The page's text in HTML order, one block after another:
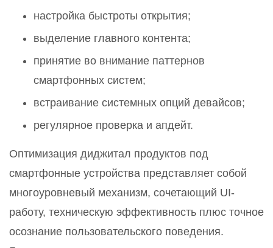
настройка быстроты открытия;
выделение главного контента;
принятие во внимание паттернов
смартфонных систем;
встраивание системных опций девайсов;
регулярное проверка и апдейт.
Оптимизация диджитал продуктов под
смартфонные устройства представляет собой
многоуровневый механизм, сочетающий UI-
работу, техническую эффективность плюс точное
осознание пользовательского поведения.